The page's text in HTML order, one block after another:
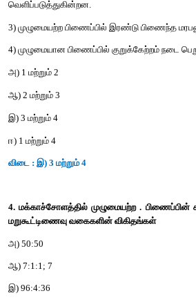
அ) அ-i, ஆ-iii, இ-ii, ஈ-iv
ஆ ) அ-ii, ஆ-iii, இ-iv, ஈ-i
ஈ) அ-iii, ஆ-ii, இ-i, ஈ-iv-
விடை : இ) அ-ii, ஆ-iii, இ-i, ஈ-iv
1) முழுமையற்ற பிணைப்பினால்
வெளிப்படுத்துகின்றன.
2) முழுமையான பிணைப்பில்
வெளிப்படுத்துகின்றன.
3) முழுமையற்ற பிணைப்பில் இரண்டு